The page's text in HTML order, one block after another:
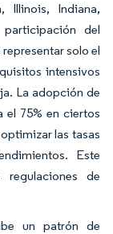
Illinois, Indiana,
del
solo el
intensivos
La adopción de
el 75% en ciertos
las tasas
Este
de
un patrón de